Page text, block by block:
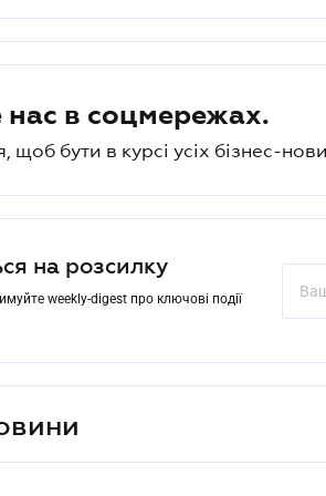
нас в соцмережах.
щоб бути в курсі усіх бізнес-
на розсилку
weekly-digest про ключові події